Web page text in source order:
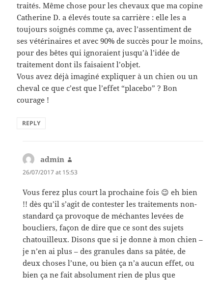
traités. Même chose pour les chevaux que ma copine
Catherine D. a élevés toute sa carrière : elle les a
toujours soignés comme ça, avec l’assentiment de
ses vétérinaires et avec 90% de succès pour le moins,
pour des bêtes qui ignoraient jusqu’à l’idée de
traitement dont ils faisaient l’objet.
Vous avez déjà imaginé expliquer à un chien ou un
cheval ce que c’est que l’effet “placebo” ? Bon
courage !
REPLY
admin
26/07/2017 at 15:53
Vous ferez plus court la prochaine fois 😉 eh bien
!! dès qu’il s’agit de contester les traitements non-
standard ça provoque de méchantes levées de
boucliers, façon de dire que ce sont des sujets
chatouilleux. Disons que si je donne à mon chien –
je n’en ai plus – des granules dans sa pâtée, de
deux choses l’une, ou bien ça n’a aucun effet, ou
bien ça ne fait absolument rien de plus que